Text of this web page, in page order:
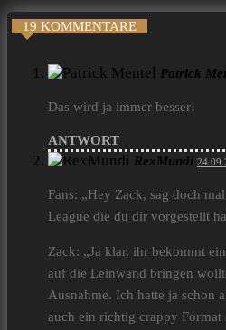
19 KOMMENTARE
Patrick
Das wird ja immer besser!
ANTWORT
RexMundi
Fans: „Hey Zack, sag doch
League die du dir vorgestellt
Zack: „Ja klar, ihr bekommt
auf die Leinwand bringen
Ausnahme. Ich hatte ja schon
auch ein richtig crappy Format